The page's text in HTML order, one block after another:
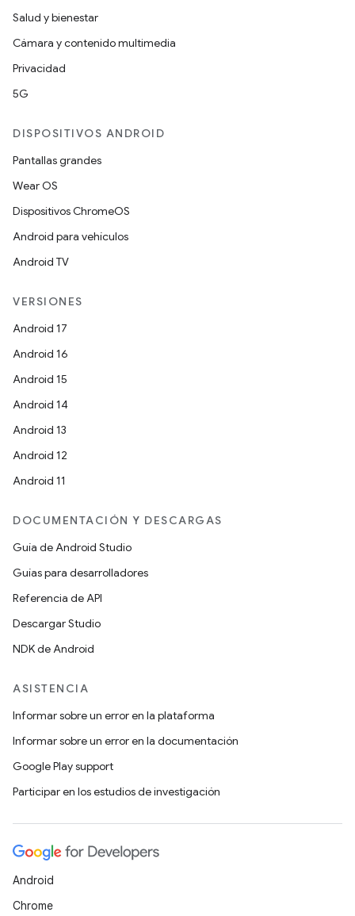
Salud y bienestar
Cámara y contenido multimedia
Privacidad
5G
DISPOSITIVOS ANDROID
Pantallas grandes
Wear OS
Dispositivos ChromeOS
Android para vehículos
Android TV
VERSIONES
Android 17
Android 16
Android 15
Android 14
Android 13
Android 12
Android 11
DOCUMENTACIÓN Y DESCARGAS
Guía de Android Studio
Guías para desarrolladores
Referencia de API
Descargar Studio
NDK de Android
ASISTENCIA
Informar sobre un error en la plataforma
Informar sobre un error en la documentación
Google Play support
Participar en los estudios de investigación
Android
Chrome